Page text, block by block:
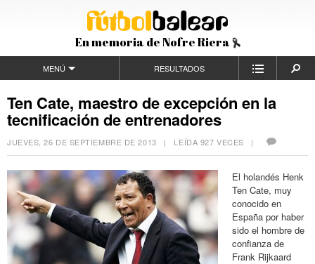
En memoria de Nofre Riera
MENÚ RESULTADOS
Ten Cate, maestro de excepción en la
tecnificación de entrenadores
JUEVES, 26 DE SEPTIEMBRE DE 2013 | LEÍDA 927 VECES |
El holandés Henk
Ten Cate, muy
conocido en
España por haber
sido el hombre de
confianza de
Frank Rijkaard